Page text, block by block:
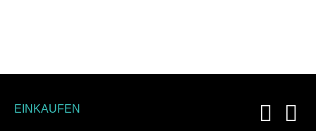
EINKAUFEN